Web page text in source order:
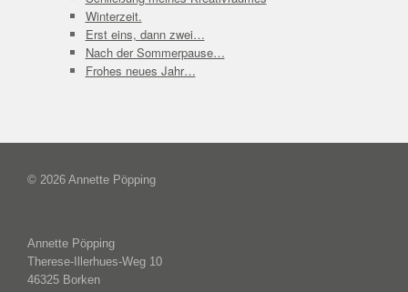
Winterzeit.
Erst eins, dann zwei…
Nach der Sommerpause…
Frohes neues Jahr…
© 2026 Annette Pöpping
Annette Pöpping
Therese-Illerhues-Weg 10
46325 Borken